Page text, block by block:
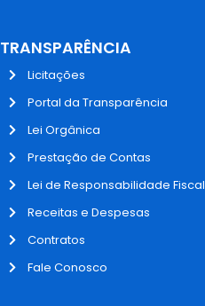
TRANSPARÊNCIA
Licitações
Portal da Transparência
Lei Orgânica
Prestação de Contas
Lei de Responsabilidade Fiscal
Receitas e Despesas
Contratos
Fale Conosco